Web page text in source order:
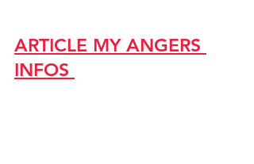
ARTICLE MY ANGERS
INFOS